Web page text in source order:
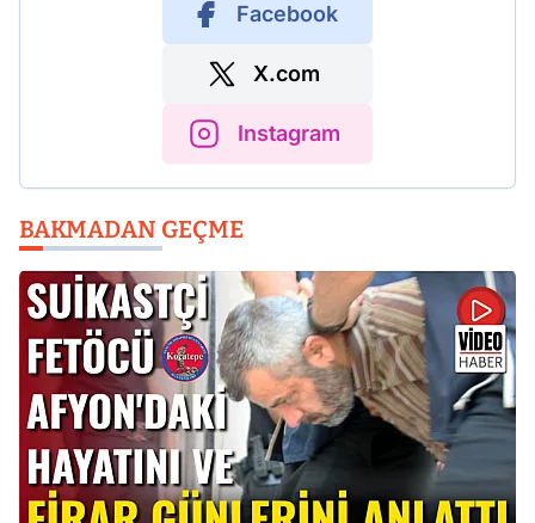
Facebook
X.com
Instagram
BAKMADAN GEÇME